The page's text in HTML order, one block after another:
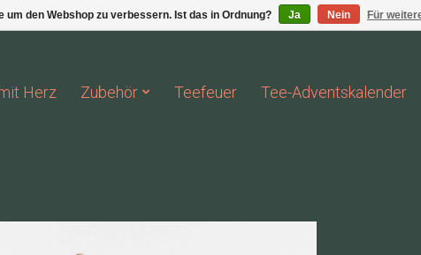
Herz Zubehör Teefeuer Tee-Adventskalender
den Webshop zu verbessern. Ist das in Ordnung? Ja Nein Für